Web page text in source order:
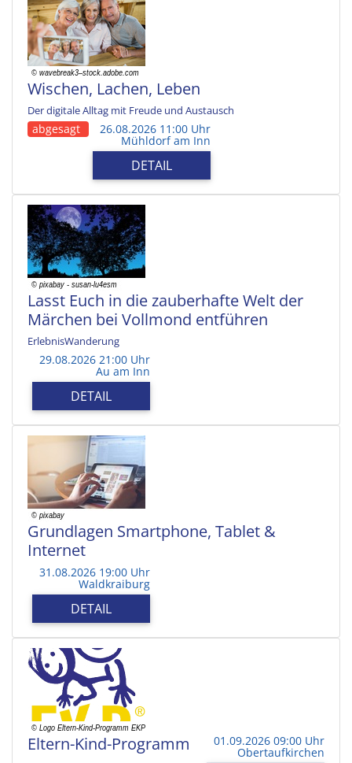
Wischen, Lachen, Leben
Der digitale Alltag mit Freude und Austausch
abgesagt 26.08.2026 11:00 Uhr
Mühldorf am Inn
DETAIL
Lasst Euch in die zauberhafte Welt der
Märchen bei Vollmond entführen
ErlebnisWanderung
29.08.2026 21:00 Uhr
Au am Inn
DETAIL
Grundlagen Smartphone, Tablet &
Internet
31.08.2026 19:00 Uhr
Waldkraiburg
DETAIL
Eltern-Kind-Programm 01.09.2026 09:00 Uhr
Obertaufkirchen